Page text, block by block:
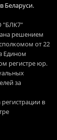
Беларуси.
"БЛК7"
решением
от 22
Едином
регистре юр.
за
регистрации в